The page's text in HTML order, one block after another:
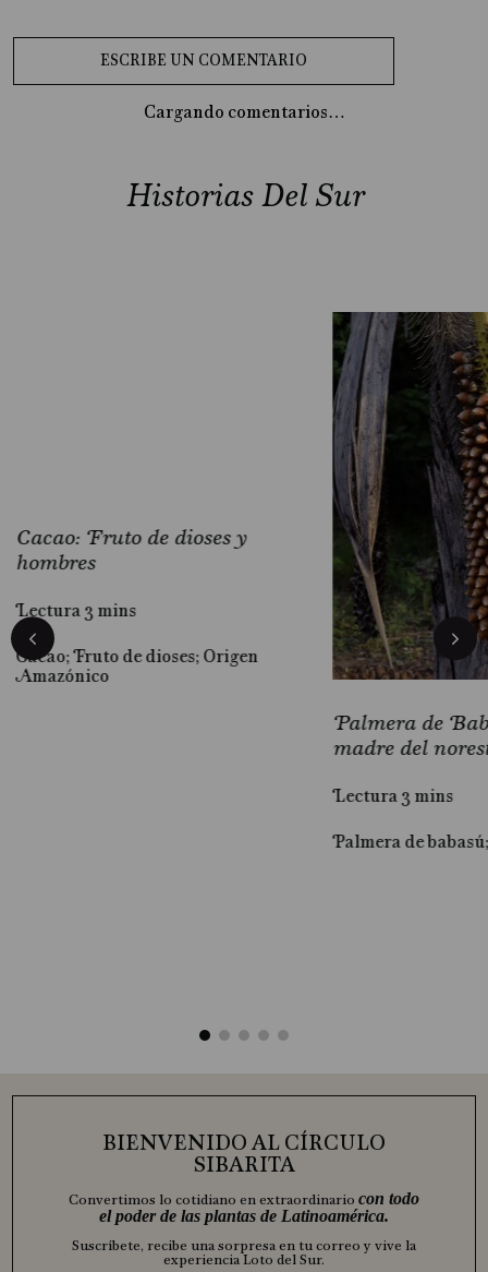
Cargando comentarios…
Historias Del Sur
Cacao: Fruto de dioses y
hombres
Lectura 3 mins
Cacao; Fruto de dioses; Origen
Amazónico
Palmera de
madre del
Lectura 3 mins
Palmera de
BIENVENIDO AL CÍRCULO
SIBARITA
Convertimos lo cotidiano en extraordinario con todo
el poder de las plantas de Latinoamérica.
Suscríbete, recibe una sorpresa en tu correo y vive la
experiencia Loto del Sur.